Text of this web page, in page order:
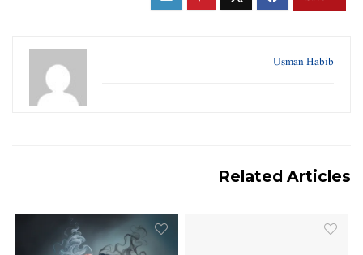
Usman Habib
Related Articles